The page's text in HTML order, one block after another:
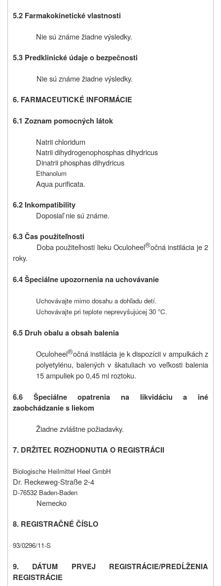
5.2 Farmakokinetické vlastnosti
Nie sú známe žiadne výsledky.
5.3 Predklinické údaje o bezpečnosti
Nie sú známe žiadne výsledky.
6. FARMACEUTICKÉ INFORMÁCIE
6.1 Zoznam pomocných látok
Natrii chloridum
Natrii dihydrogenophosphas dihydricus
Dinatrii phosphas dihydricus
Ethanolum
Aqua purificata.
6.2 Inkompatibility
Doposiaľ nie sú známe.
6.3 Čas použiteľnosti
Doba použiteľnosti lieku Oculoheel®očná instilácia je 2
roky.
6.4 Špeciálne upozornenia na uchovávanie
Uchovávajte mimo dosahu a dohľadu detí.
Uchovávajte pri teplote neprevyšujúcej 30 °C.
6.5 Druh obalu a obsah balenia
Oculoheel®očná instilácia je k dispozícii v ampulkách z
polyetylénu, balených v škatuliach vo veľkosti balenia
15 ampuliek po 0,45 ml roztoku.
6.6 Špeciálne opatrenia na likvidáciu a iné
zaobchádzanie s liekom
Žiadne zvláštne požiadavky.
7. DRŽITEĽ ROZHODNUTIA O REGISTRÁCII
Biologische Heilmittel Heel GmbH
Dr. Reckeweg-Straße 2-4
D-76532 Baden-Baden
Nemecko
8. REGISTRAČNÉ ČÍSLO
93/0296/11-S
9. DÁTUM PRVEJ REGISTRÁCIE/PREDĹŽENIA
REGISTRÁCIE